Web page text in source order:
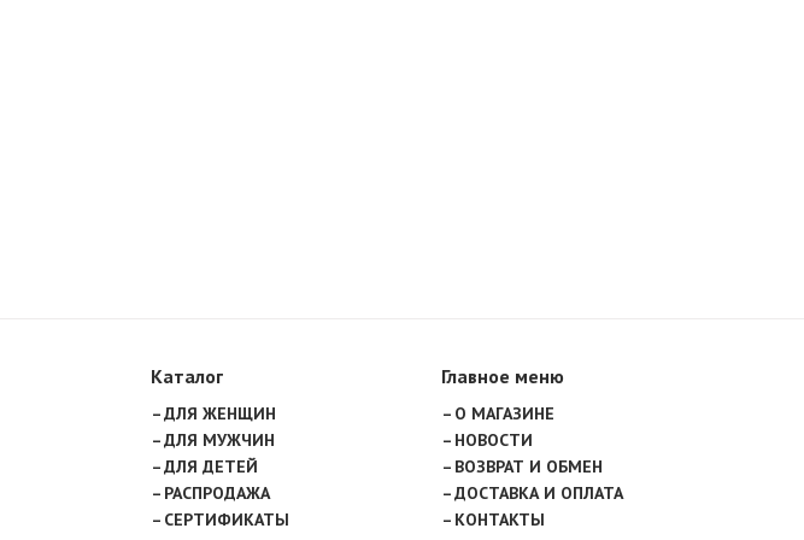
Главное меню
О МАГАЗИНЕ
НОВОСТИ
ВОЗВРАТ И ОБМЕН
ДОСТАВКА И ОПЛАТА
КОНТАКТЫ
Каталог
ДЛЯ ЖЕНЩИН
ДЛЯ МУЖЧИН
ДЛЯ ДЕТЕЙ
РАСПРОДАЖА
СЕРТИФИКАТЫ